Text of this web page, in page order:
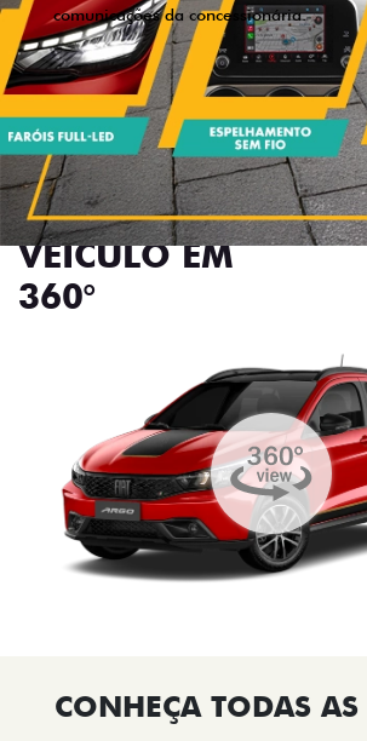
comunicações da concessionária.
ENTRAR EM CONTATO
VISUALIZE O
VEÍCULO EM
360°